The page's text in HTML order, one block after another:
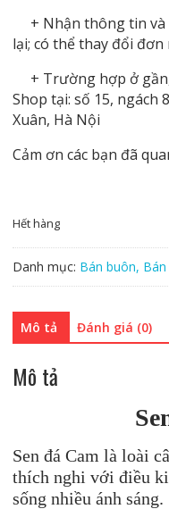
+ Nhận thông tin và
lại; có thể thay đổi
+ Trường hợp ở
Shop tại: số 15, ngách
Xuân, Hà Nội
Cảm ơn các bạn đã
Hết hàng
Danh mục: Bán buôn,
Mô tả Đánh giá (0)
Mô tả
Sen đá Cam là loài
thích nghi với điều
sống nhiều ánh sáng.